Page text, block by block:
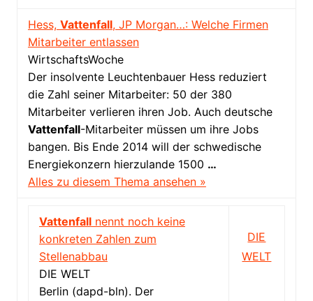
Hess, Vattenfall, JP Morgan…: Welche Firmen
Mitarbeiter entlassen
WirtschaftsWoche
Der insolvente Leuchtenbauer Hess reduziert
die Zahl seiner Mitarbeiter: 50 der 380
Mitarbeiter verlieren ihren Job. Auch deutsche
Vattenfall-Mitarbeiter müssen um ihre Jobs
bangen. Bis Ende 2014 will der schwedische
Energiekonzern hierzulande 1500 …
Alles zu diesem Thema ansehen »
Vattenfallnennt noch keine
konkreten Zahlen zum
Stellenabbau
DIE WELT
Berlin (dapd-bln). Der
DIE
WELT